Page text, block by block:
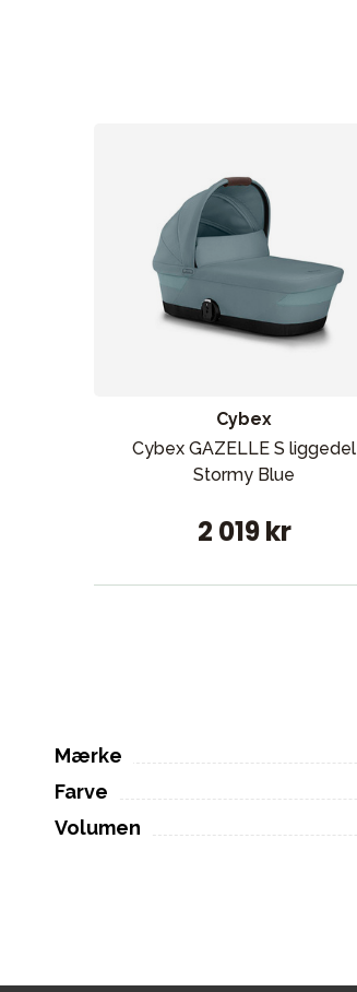
Cybex
Cybex GAZELLE S liggedel
Stormy Blue
2 019 kr
Mærke
Farve
Volumen